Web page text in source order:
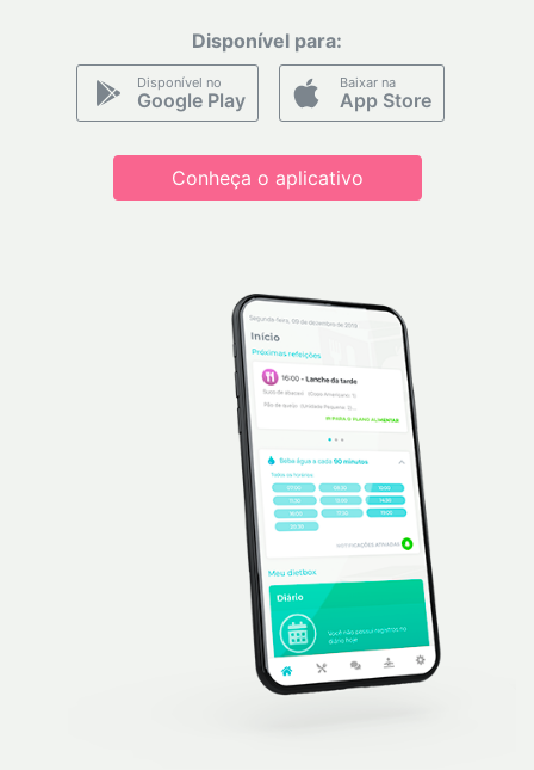
Disponível para:
Disponível no
Google Play
Baixar na
App Store
Conheça o aplicativo